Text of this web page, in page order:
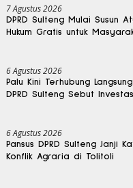
7 Agustus 2026
DPRD Sulteng Mulai Susun
Hukum Gratis untuk
6 Agustus 2026
Palu Kini Terhubung
DPRD Sulteng Sebut
6 Agustus 2026
Pansus DPRD Sulteng Janji
Konflik Agraria di Tolitoli